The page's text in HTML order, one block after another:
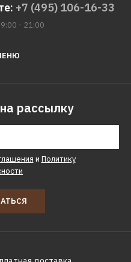
+7 (495) 106-16-33
- 21:00
рассылку
и Политику